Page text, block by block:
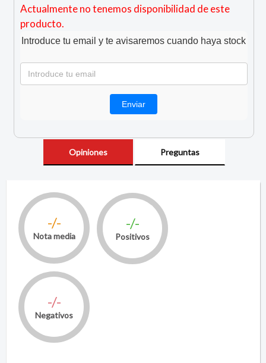
Actualmente no tenemos disponibilidad de este
producto.
Introduce tu email y te avisaremos cuando haya stock
Opiniones Preguntas
-/-
Nota media
-/-
Positivos
-/-
Negativos